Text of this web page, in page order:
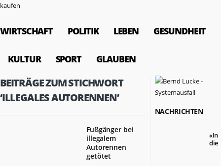
WIRTSCHAFT POLITIK LEBEN GESUNDHEIT
KULTUR SPORT GLAUBEN
BEITRÄGE ZUM STICHWORT
‘ILLEGALES AUTORENNEN’
Fußgänger bei
illegalem
Autorennen
getötet
NACHRICHTEN
«In
die